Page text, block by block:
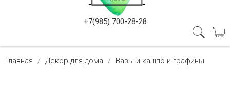
+7(985) 700-28-28
Главная Декор для дома Вазы и кашпо и графины